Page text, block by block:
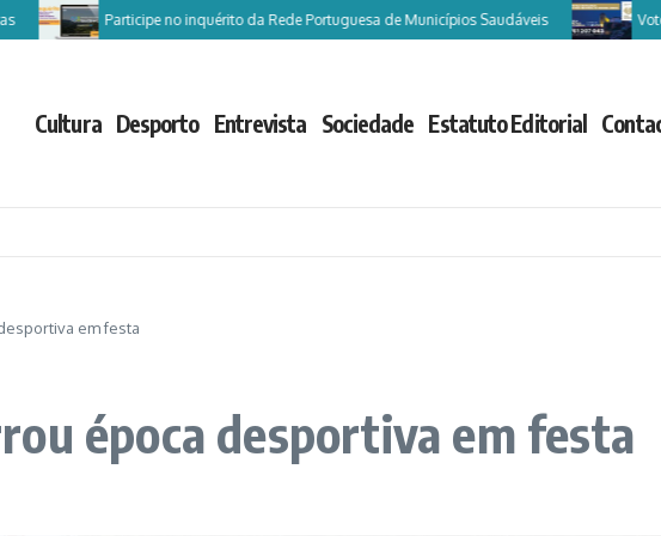
Participe no inquérito da Rede Portuguesa de Municípios Saudáveis Vote
Cultura Desporto Entrevista Sociedade Estatuto Editorial
em festa
época desportiva em festa